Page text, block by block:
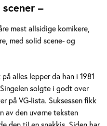
–
mest allsidige komikere,
med solid scene- og
alles lepper da han i 1981
Singelen solgte i godt over
på VG-lista. Suksessen fikk
av den uvørne teksten